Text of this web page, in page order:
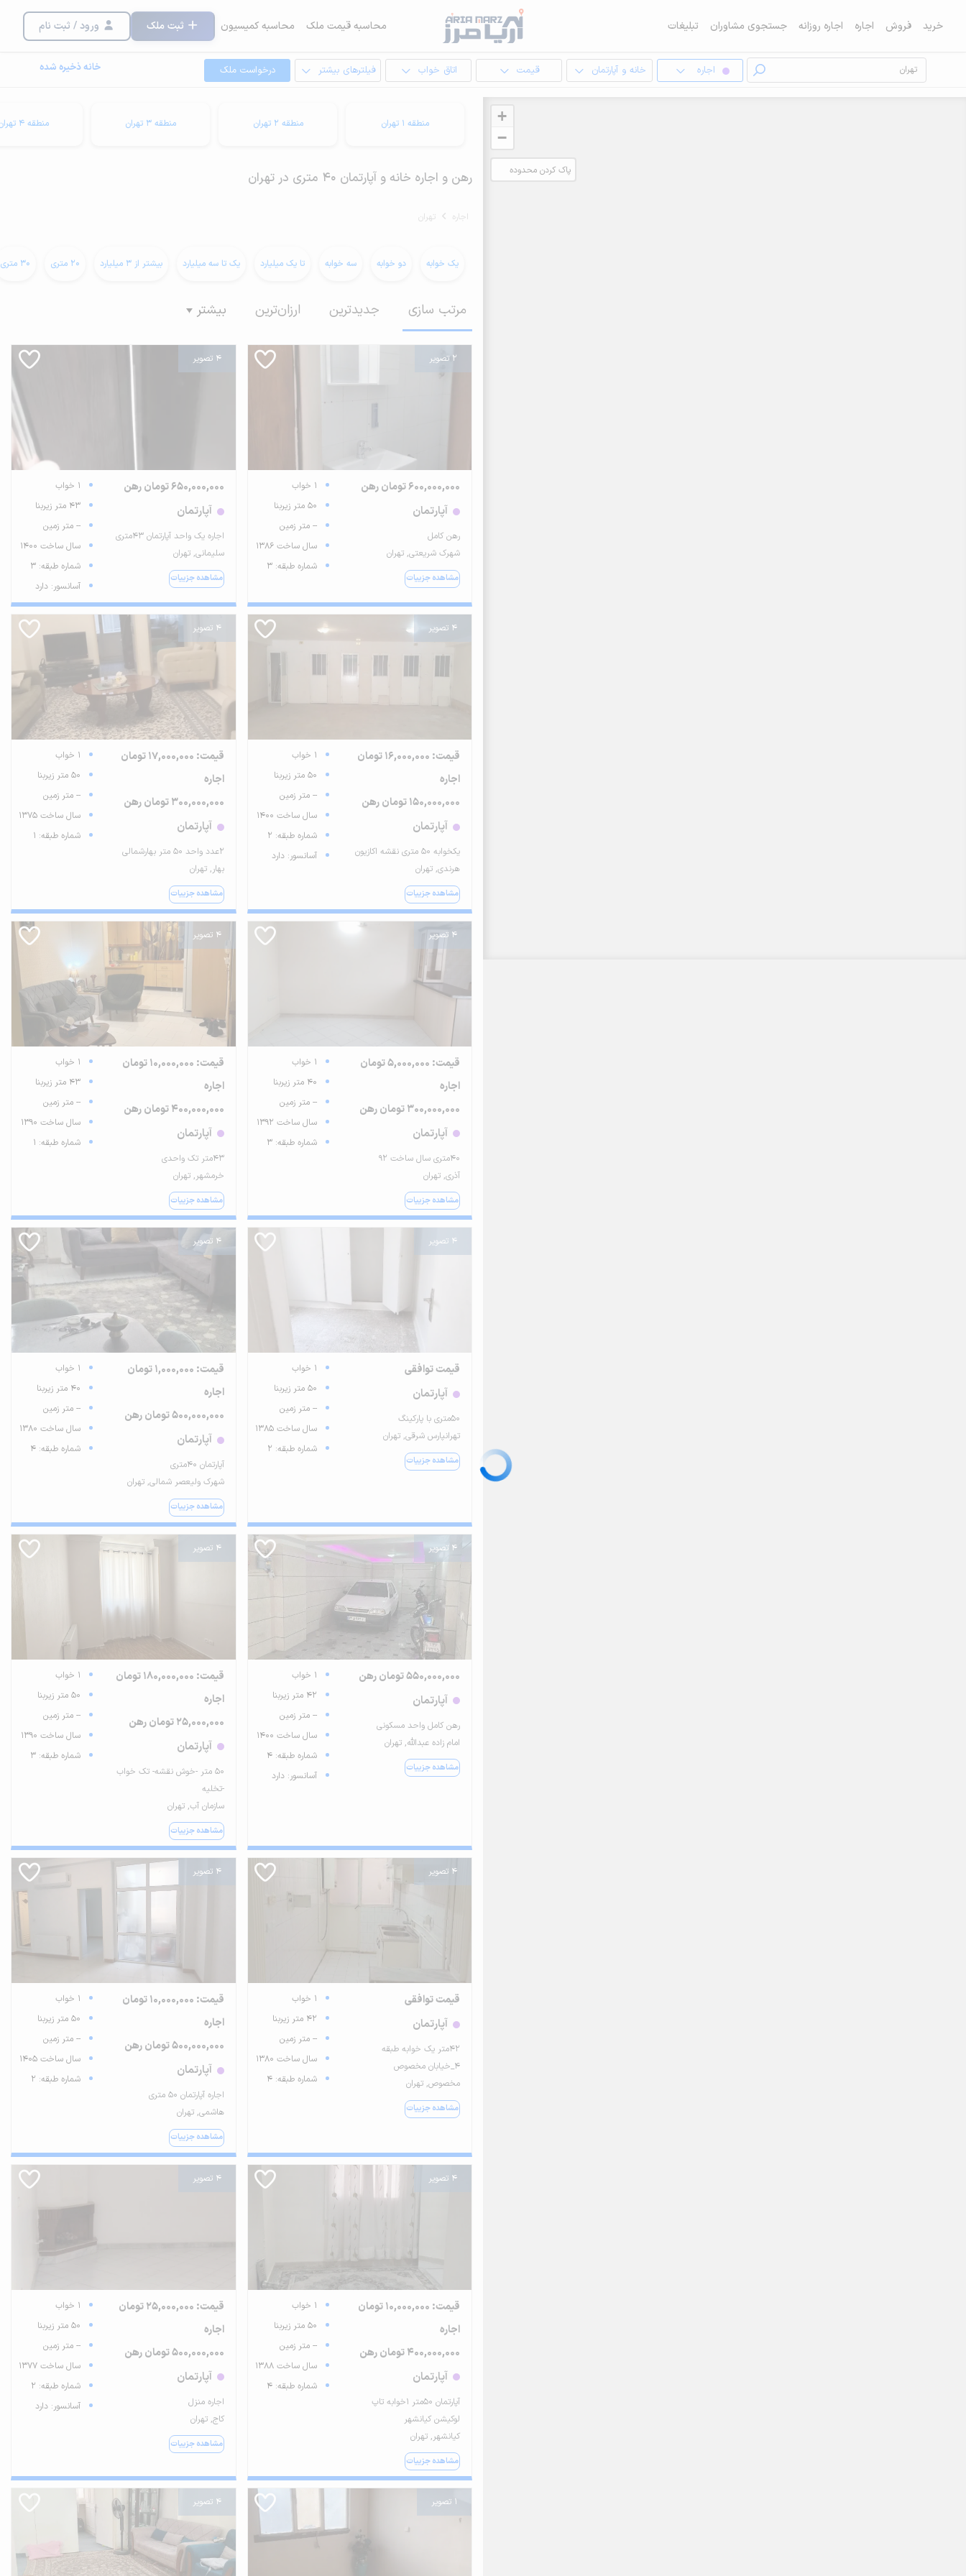
خرید فروش اجاره اجاره روزانه جستجوی مشاوران تبلیغات محاسبه قیمت ملک محاسبه کمیسیون ثبت ملک ورود / ثبت نام
اجاره خانه و آپارتمان قیمت اتاق خواب فیلترهای بیشتر درخواست ملک خانه ذخیره شده
+
−
پاک کردن محدوده
منطقه 1 تهران منطقه 2 تهران منطقه 3 تهران منطقه 4 تهران
رهن و اجاره خانه و آپارتمان 40 متری در تهران
اجاره تهران
یک خوابه دو خوابه سه خوابه تا یک میلیارد یک تا سه میلیارد بیشتر از 3 میلیارد 20 متری 30 متری
مرتب سازی جدیدترین ارزان‌ترین بیشتر
2 تصویر
600,000,000 تومان رهن
آپارتمان
رهن کامل
شهرک شریعتی, تهران
مشاهده جزییات
1 خواب
50 متر زیربنا
-- متر زمین
سال ساخت 1386
شماره طبقه: 3
4 تصویر
650,000,000 تومان رهن
آپارتمان
اجاره یک واحد آپارتمان ۴۳متری
سلیمانی, تهران
مشاهده جزییات
1 خواب
43 متر زیربنا
-- متر زمین
سال ساخت 1400
شماره طبقه: 3
آسانسور: دارد
4 تصویر
قیمت: 16,000,000 تومان
اجاره
150,000,000 تومان رهن
آپارتمان
یکخوابه ۵۰ متری نقشه اکازیون
هرندی, تهران
مشاهده جزییات
1 خواب
50 متر زیربنا
-- متر زمین
سال ساخت 1400
شماره طبقه: 2
آسانسور: دارد
4 تصویر
قیمت: 17,000,000 تومان
اجاره
300,000,000 تومان رهن
آپارتمان
۲عدد واحد ۵۰ متر بهارشمالی
بهار, تهران
مشاهده جزییات
1 خواب
50 متر زیربنا
-- متر زمین
سال ساخت 1375
شماره طبقه: 1
4 تصویر
قیمت: 5,000,000 تومان
اجاره
300,000,000 تومان رهن
آپارتمان
۴۰متری سال ساخت ۹۲
آذری, تهران
مشاهده جزییات
1 خواب
40 متر زیربنا
-- متر زمین
سال ساخت 1392
شماره طبقه: 3
4 تصویر
قیمت: 10,000,000 تومان
اجاره
400,000,000 تومان رهن
آپارتمان
43متر تک واحدی
خرمشهر, تهران
مشاهده جزییات
1 خواب
43 متر زیربنا
-- متر زمین
سال ساخت 1390
شماره طبقه: 1
4 تصویر
قیمت توافقی
آپارتمان
۵۰متری با پارکینگ
تهرانپارس شرقی, تهران
مشاهده جزییات
1 خواب
50 متر زیربنا
-- متر زمین
سال ساخت 1385
شماره طبقه: 2
4 تصویر
قیمت: 1,000,000 تومان
اجاره
500,000,000 تومان رهن
آپارتمان
آپارتمان ۴۰متری
شهرک ولیعصر شمالی, تهران
مشاهده جزییات
1 خواب
40 متر زیربنا
-- متر زمین
سال ساخت 1380
شماره طبقه: 4
4 تصویر
550,000,000 تومان رهن
آپارتمان
رهن کامل واحد مسکونی
امام زاده عبدالله, تهران
مشاهده جزییات
1 خواب
42 متر زیربنا
-- متر زمین
سال ساخت 1400
شماره طبقه: 4
آسانسور: دارد
4 تصویر
قیمت: 180,000,000 تومان
اجاره
25,000,000 تومان رهن
آپارتمان
۵۰ متر -خوش نقشه- تک خواب
-تخلیه
سازمان آب, تهران
مشاهده جزییات
1 خواب
50 متر زیربنا
-- متر زمین
سال ساخت 1390
شماره طبقه: 3
4 تصویر
قیمت توافقی
آپارتمان
42متر یک خوابه طبقه
4_خیابان مخصوص
مخصوص, تهران
مشاهده جزییات
1 خواب
42 متر زیربنا
-- متر زمین
سال ساخت 1380
شماره طبقه: 4
4 تصویر
قیمت: 10,000,000 تومان
اجاره
500,000,000 تومان رهن
آپارتمان
اجاره آپارتمان ۵۰ متری
هاشمی, تهران
مشاهده جزییات
1 خواب
50 متر زیربنا
-- متر زمین
سال ساخت 1405
شماره طبقه: 2
4 تصویر
قیمت: 10,000,000 تومان
اجاره
400,000,000 تومان رهن
آپارتمان
آپارتمان ۵۰متر ۱خوابه تاپ
لوکیشن کیانشهر
کیانشهر, تهران
مشاهده جزییات
1 خواب
50 متر زیربنا
-- متر زمین
سال ساخت 1388
شماره طبقه: 4
4 تصویر
قیمت: 25,000,000 تومان
اجاره
500,000,000 تومان رهن
آپارتمان
اجاره منزل
کاج, تهران
مشاهده جزییات
1 خواب
50 متر زیربنا
-- متر زمین
سال ساخت 1377
شماره طبقه: 2
آسانسور: دارد
1 تصویر 4 تصویر